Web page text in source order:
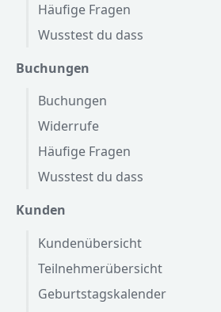
Häufige Fragen
Wusstest du dass
Buchungen
Buchungen
Widerrufe
Häufige Fragen
Wusstest du dass
Kunden
Kundenübersicht
Teilnehmerübersicht
Geburtstagskalender